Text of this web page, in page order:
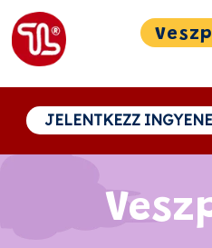
JELENTKEZZ